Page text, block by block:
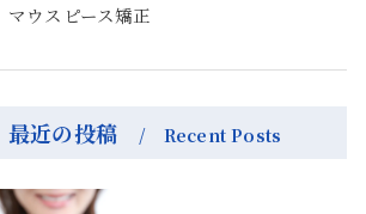
マウスピース矯正
最近の投稿 Recent Posts